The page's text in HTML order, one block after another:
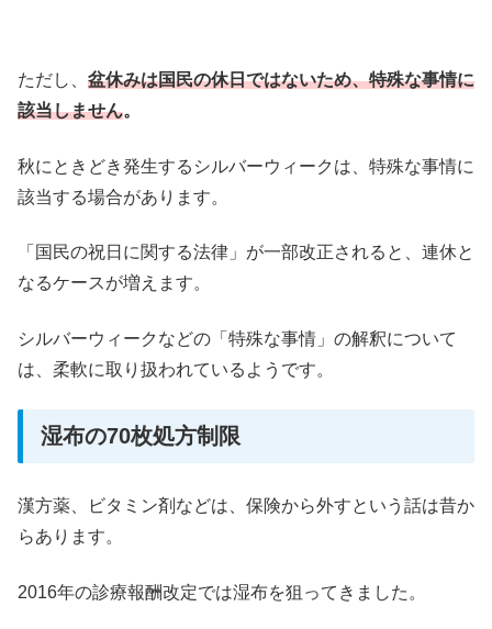
ただし、 盆休みは国民の休日ではないため、特殊な事情に
該当しません。
秋にときどき発生するシルバーウィークは、特殊な事情に
該当する場合があります。
「国民の祝日に関する法律」が一部改正されると、連休と
なるケースが増えます。
シルバーウィークなどの「特殊な事情」の解釈について
は、柔軟に取り扱われているようです。
湿布の70枚処方制限
漢方薬、ビタミン剤などは、保険から外すという話は昔か
らあります。
2016年の診療報酬改定では湿布を狙ってきました。